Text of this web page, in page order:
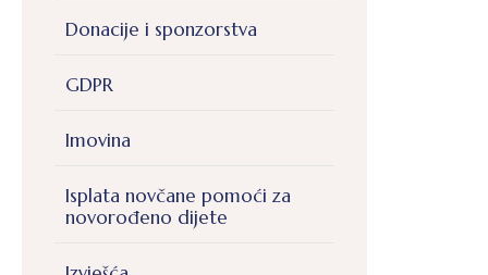
Donacije i sponzorstva
GDPR
Imovina
Isplata novčane pomoći za
novorođeno dijete